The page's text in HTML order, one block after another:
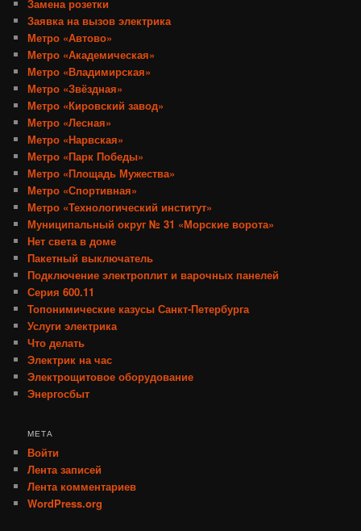
Замена розетки
Заявка на вызов электрика
Метро «Автово»
Метро «Академическая»
Метро «Владимирская»
Метро «Звёздная»
Метро «Кировский завод»
Метро «Лесная»
Метро «Нарвская»
Метро «Парк Победы»
Метро «Площадь Мужества»
Метро «Спортивная»
Метро «Технологический институт»
Муниципальный округ № 31 «Морские ворота»
Нет света в доме
Пакетный выключатель
Подключение электроплит и варочных панелей
Серия 600.11
Топонимические казусы Санкт-Петербурга
Услуги электрика
Что делать
Электрик на час
Электрощитовое оборудование
Энергосбыт
МЕТА
Войти
Лента записей
Лента комментариев
WordPress.org